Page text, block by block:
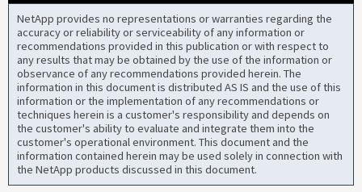
NetApp provides no representations or warranties regarding the
accuracy or reliability or serviceability of any information or
recommendations provided in this publication or with respect to
any results that may be obtained by the use of the information or
observance of any recommendations provided herein. The
information in this document is distributed AS IS and the use of this
information or the implementation of any recommendations or
techniques herein is a customer's responsibility and depends on
the customer's ability to evaluate and integrate them into the
customer's operational environment. This document and the
information contained herein may be used solely in connection with
the NetApp products discussed in this document.